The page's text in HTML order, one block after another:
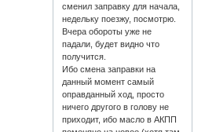
сменил заправку для начала,
недельку поезжу, посмотрю.
Вчера обороты уже не
падали, будет видно что
получится.
Ибо смена заправки на
данный момент самый
оправданный ход, просто
ничего другого в голову не
приходит, ибо масло в АКПП